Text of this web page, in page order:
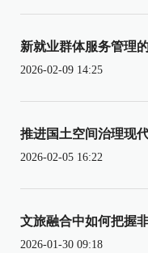
新就业群体服务管理
2026-02-09 14:25
推进国土空间治理现
2026-02-05 16:22
文旅融合中如何把握
2026-01-30 09:18